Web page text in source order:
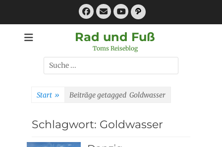
Facebook
E-
MailYouTube
Pfad
Rad und Fuß
Toms Reiseblog
Suchen
nach:
Start » Beiträge getagged Goldwasser
Schlagwort: Goldwasser